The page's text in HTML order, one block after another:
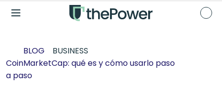
BLOG
BUSINESS
CoinMarketCap: qué es y cómo usarlo paso
a paso